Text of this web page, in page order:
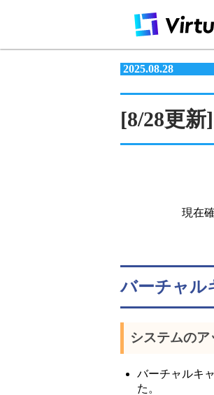
2025.08.28
[8/28更
現在
バーチャル
システムのア
バーチャルキ
た。